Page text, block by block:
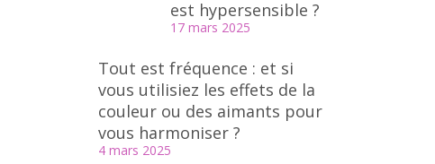
est hypersensible ?
17 mars 2025
Tout est fréquence : et si
vous utilisiez les effets de la
couleur ou des aimants pour
vous harmoniser ?
4 mars 2025